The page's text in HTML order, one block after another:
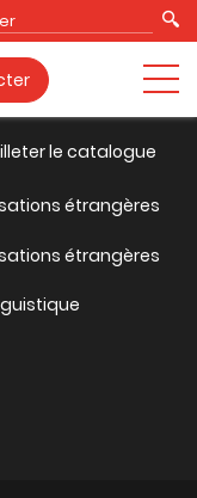
le catalogue
étrangères
étrangères